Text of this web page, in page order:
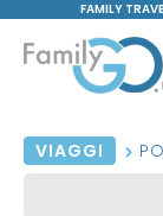
FAMILY
VIAGGI